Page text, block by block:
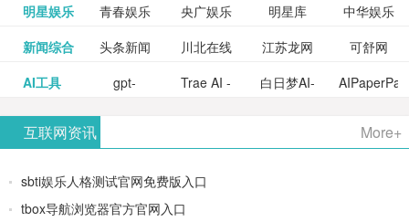
荐好电影
给你。
业务网
食局
网 论坛
腾讯充值
中心
更多>>
明星娱乐 青春娱乐
网
央广娱乐
网,
明星库 中华娱乐
网
网易娱乐 更多>>
新闻综合 头条新闻 川北在线 江苏龙网
可舒网
巾帼网
更多>>
AI工具 gpt-
OpenAI最
Trae AI -
境/深度集
白日梦AI-
- AI论文写
高质量
互联网资讯 More+
sbti娱乐人格测试官网免费版入口
tbox导航浏览器官方官网入口